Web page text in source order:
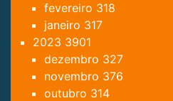
fevereiro 318
janeiro 317
2023 3901
dezembro 327
novembro 376
outubro 314